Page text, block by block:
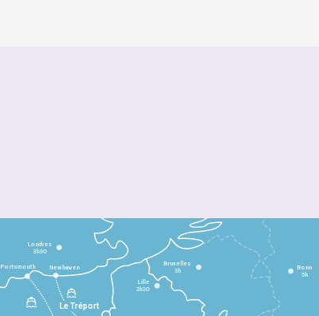
Le Tréport
Lille
2h30
Bruxelles
3h
Londres
3h30
Newhaven
Portsmouth Bonn
5h